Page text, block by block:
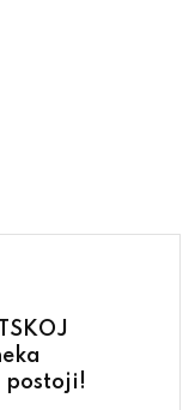
postoji!